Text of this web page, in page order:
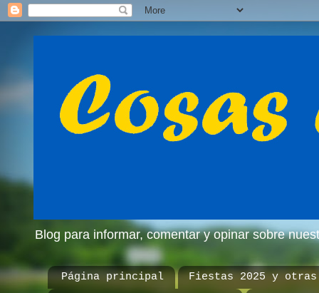
Blog para informar, comentar y opinar sobre
Página principal
Fiestas 2025 y otras